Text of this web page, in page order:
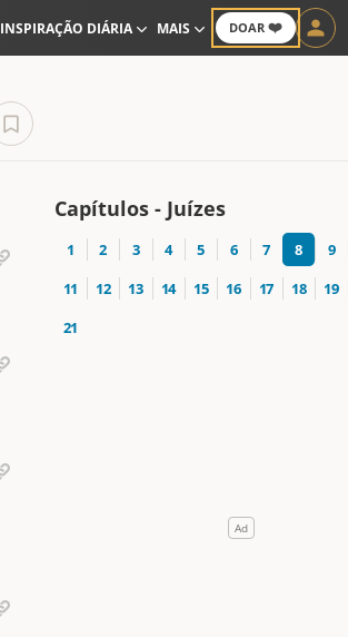
DOAR ❤️
INSPIRAÇÃO DIÁRIA MAIS
Capítulos - Juízes
1 2 3 4 5 6 7 8 9
11
12 13 14 15 16 17 18 19
21